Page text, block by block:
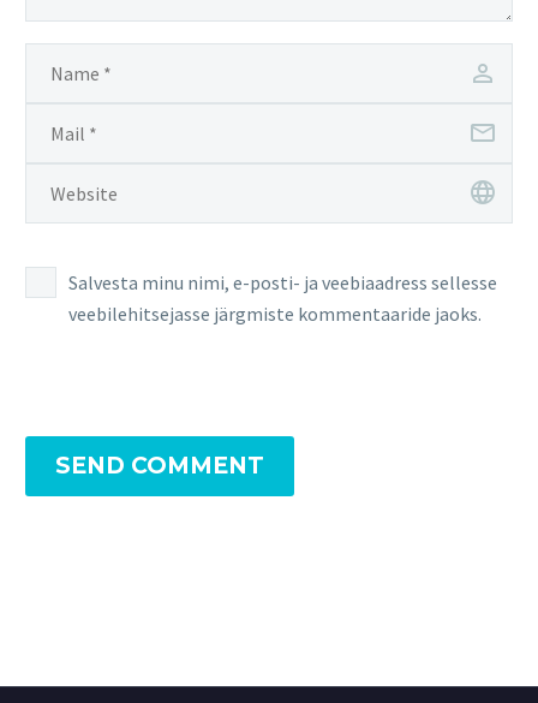
Salvesta minu nimi, e-posti- ja veebiaadress sellesse
veebilehitsejasse järgmiste kommentaaride jaoks.
SEND COMMENT